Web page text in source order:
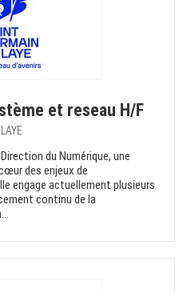
et reseau H/F
du Numérique, une
des enjeux de
engage actuellement plusieurs
continu de la